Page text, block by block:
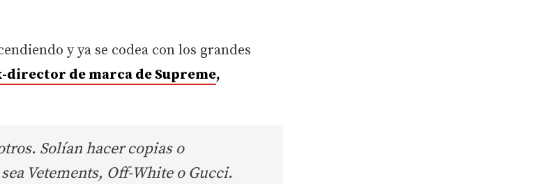
y ya se codea con los grandes
director de marca de Supreme,
Solían hacer copias o
Vetements, Off-White o Gucci.